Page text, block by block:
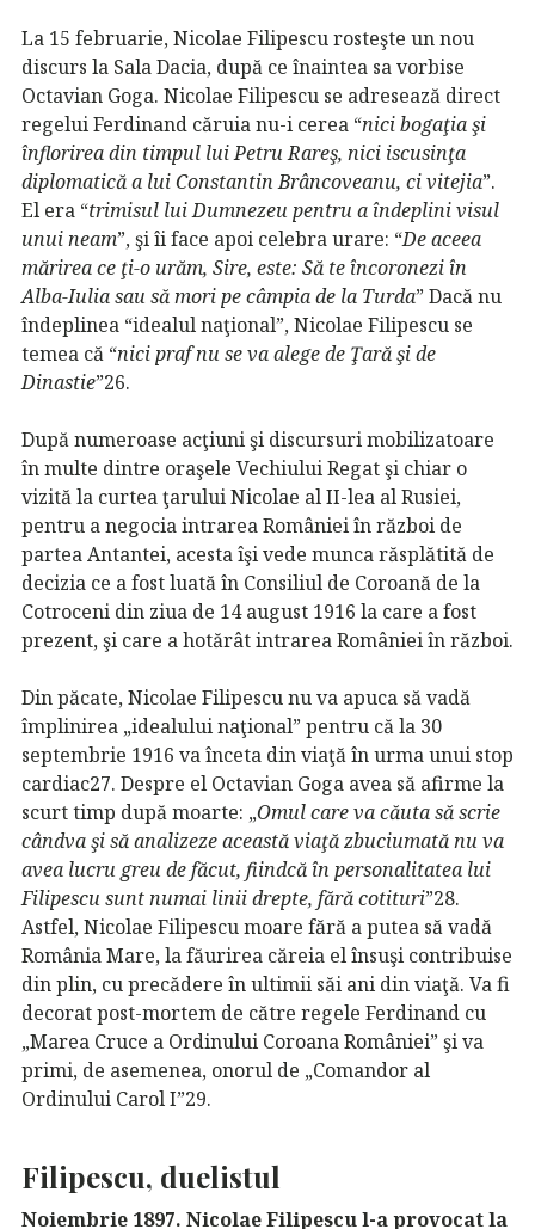
La 15 februarie, Nicolae Filipescu rosteşte un nou
discurs la Sala Dacia, după ce înaintea sa vorbise
Octavian Goga. Nicolae Filipescu se adresează direct
regelui Ferdinand căruia nu-i cerea “nici bogaţia şi
înflorirea din timpul lui Petru Rareş, nici iscusinţa
diplomatică a lui Constantin Brâncoveanu, ci vitejia”.
El era “trimisul lui Dumnezeu pentru a îndeplini visul
unui neam”, şi îi face apoi celebra urare: “De aceea
mărirea ce ţi-o urăm, Sire, este: Să te încoronezi în
Alba-Iulia sau să mori pe câmpia de la Turda” Dacă nu
îndeplinea “idealul naţional”, Nicolae Filipescu se
temea că “nici praf nu se va alege de Ţară şi de
Dinastie”26.
După numeroase acţiuni şi discursuri mobilizatoare
în multe dintre oraşele Vechiului Regat şi chiar o
vizită la curtea ţarului Nicolae al II-lea al Rusiei,
pentru a negocia intrarea României în război de
partea Antantei, acesta îşi vede munca răsplătită de
decizia ce a fost luată în Consiliul de Coroană de la
Cotroceni din ziua de 14 august 1916 la care a fost
prezent, şi care a hotărât intrarea României în război.
Din păcate, Nicolae Filipescu nu va apuca să vadă
împlinirea „idealului naţional” pentru că la 30
septembrie 1916 va înceta din viaţă în urma unui stop
cardiac27. Despre el Octavian Goga avea să afirme la
scurt timp după moarte: „Omul care va căuta să scrie
cândva şi să analizeze această viaţă zbuciumată nu va
avea lucru greu de făcut, fiindcă în personalitatea lui
Filipescu sunt numai linii drepte, fără cotituri”28.
Astfel, Nicolae Filipescu moare fără a putea să vadă
România Mare, la făurirea căreia el însuşi contribuise
din plin, cu precădere în ultimii săi ani din viaţă. Va fi
decorat post-mortem de către regele Ferdinand cu
„Marea Cruce a Ordinului Coroana României” şi va
primi, de asemenea, onorul de „Comandor al
Ordinului Carol I”29.
Filipescu, duelistul
Noiembrie 1897. Nicolae Filipescu l-a provocat la